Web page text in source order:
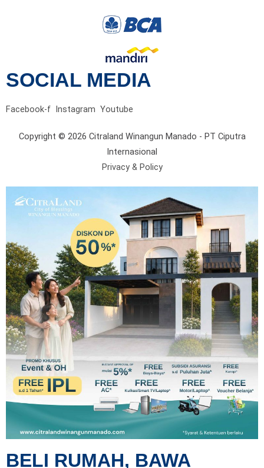
SOCIAL MEDIA
Facebook-f Instagram Youtube
Copyright © 2026 Citraland Winangun Manado - PT Ciputra
Internasional
Privacy & Policy
BELI RUMAH, BAWA